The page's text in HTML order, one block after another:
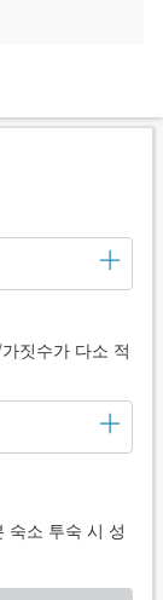
짓수가 다소 적
숙소 투숙 시 성